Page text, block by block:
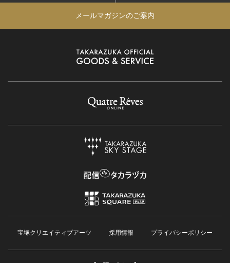
メールマガジンのご案内
宝塚クリエイティブアーツ 採用情報 プライバシーポリシー